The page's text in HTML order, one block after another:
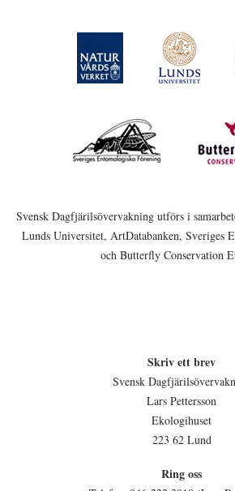
Svensk Dagfjärilsövervakning utförs i
Lunds Universitet, ArtDatabanken, Sveriges
och Butterfly Conservation
Skriv ett brev
Svensk
Lars Pettersson
Ekologihuset
223 62 Lund
Ring oss